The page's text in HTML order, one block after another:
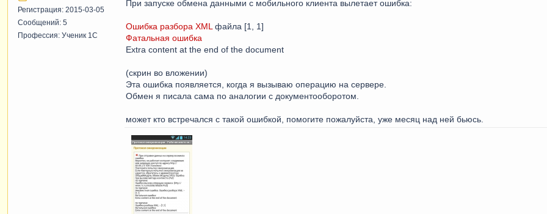
Регистрация: 2015-03-05
Сообщений: 5
Профессия: Ученик 1С
При запуске обмена данными с мобильного клиента вылетает ошибка:
Ошибка разбора XML файла [1, 1]
Фатальная ошибка
Extra content at the end of the document
(скрин во вложении)
Эта ошибка появляется, когда я вызываю операцию на сервере.
Обмен я писала сама по аналогии с документооборотом.
может кто встречался с такой ошибкой, помогите пожалуйста, уже месяц над ней бьюсь.